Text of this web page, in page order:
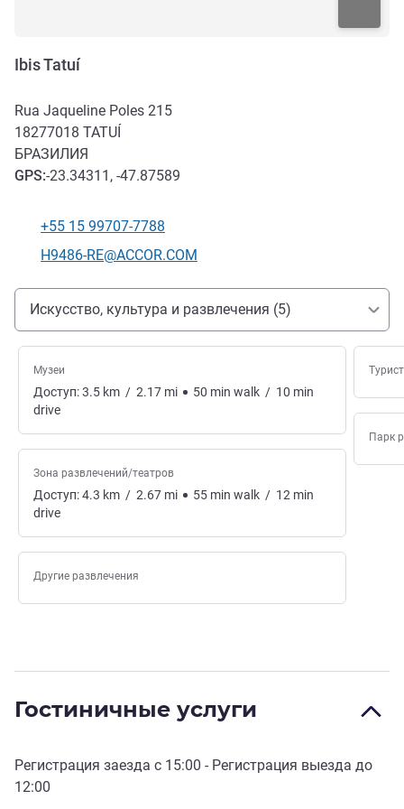
Ibis Tatuí
Rua Jaqueline Poles 215
18277018 TATUÍ
БРАЗИЛИЯ
GPS:-23.34311, -47.87589
Телефон
+55 15 99707-7788
Контактный адрес электронной почты
H9486-RE@ACCOR.COM
Доступ и транспорт
Искусство, культура и развлечения (5)
Музеи
Доступ:3.5 km / 2.17 mi 50 min walk / 10 min
drive
Зона развлечений/театров
Доступ:4.3 km / 2.67 mi 55 min walk / 12 min
drive
Другие развлечения
Парк
Гостиничные услуги
Регистрация заезда с 15:00 - Регистрация выезда до
12:00